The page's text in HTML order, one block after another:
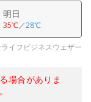
明日
35℃／28℃
イフビジネスウェザー
場合がありま